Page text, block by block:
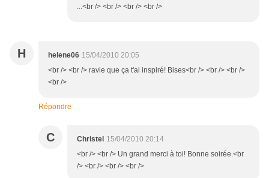
...<br /> <br /> <br /> <br />
H helene06 15/04/2010 20:05
<br /> <br /> ravie que ça t'ai inspiré! Bises<br /> <br /> <br />
<br />
Répondre
C Christel 15/04/2010 20:14
<br /> <br /> Un grand merci à toi! Bonne soirée.<br
/> <br /> <br /> <br />